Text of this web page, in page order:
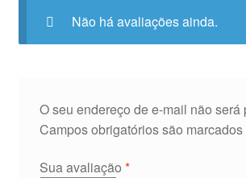
Não há avaliações ainda.
O seu endereço de e-mail não será
Campos obrigatórios são marcados
Sua avaliação *